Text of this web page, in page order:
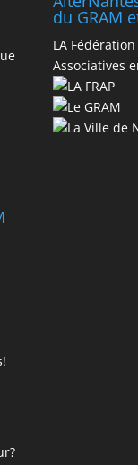
du GRAM
LA
Associatives